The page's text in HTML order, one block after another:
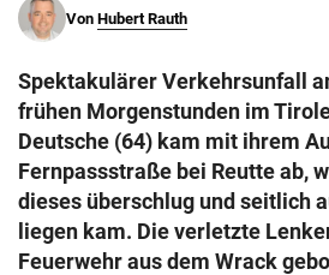
search
eingeben
© Krone Multimedia GmbH & Co KG
Muthgasse 2, 1190 Wien
Von Hubert Rauth
Spektakulärer Verkehrsunfall
frühen Morgenstunden im
Deutsche (64) kam mit ihrem
Fernpassstraße bei Reutte ab,
dieses überschlug und seitlich
liegen kam. Die verletzte
Feuerwehr aus dem Wrack